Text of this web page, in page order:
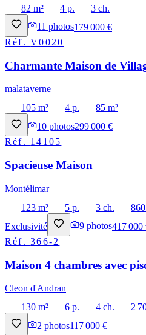
82 m²
4 p.
3 ch.
11 photos179 000 €
Réf.V0020
Charmante Maison de
malataverne
105 m²
4 p.
85 m²
10 photos299 000 €
Réf. 14105
Spacieuse Maison
Montélimar
123 m²
5 p. 3 ch.
Exclusivité
9 photos417 000
Réf.366-2
Maison 4 chambres avec
Cleon d'Andran
130 m²
6 p. 4 ch.
2
2 photos117 000 €